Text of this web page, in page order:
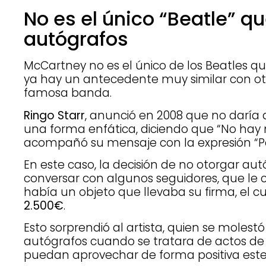
No es el único “Beatle”
autógrafos
McCartney no es el único de los Beatles
ya hay un antecedente muy similar con
famosa banda.
Ringo Starr, anunció en 2008 que no
una forma enfática, diciendo que “No hay
acompañó su mensaje con la expresión
En este caso, la decisión de no otorgar
conversar con algunos seguidores, que
había un objeto que llevaba su firma, el
2.500€.
Esto sorprendió al artista, quien se
autógrafos cuando se tratara de actos
puedan aprovechar de forma positiva